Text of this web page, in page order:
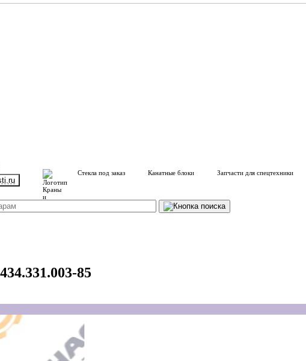
Стекла под заказ Канатные блоки Запчасти для спецтехники
85